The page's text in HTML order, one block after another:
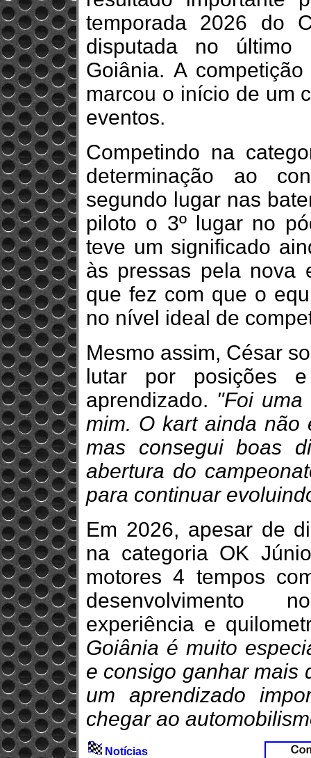
temporada 2026 do
disputada no último
Goiânia. A
marcou o início de um
eventos.
Competindo na
determinação ao
segundo lugar nas
piloto o 3º lugar no
teve um significado
às pressas pela nova
que fez com que o
no nível ideal de
Mesmo assim, César
lutar por posições
aprendizado. "Foi uma
mim. O kart ainda não
mas consegui boas
abertura do
para continuar
Em 2026, apesar de
na categoria OK
motores 4 tempos
desenvolvimento
experiência e
Goiânia é muito
e consigo ganhar mais
um aprendizado
chegar ao
Notícias